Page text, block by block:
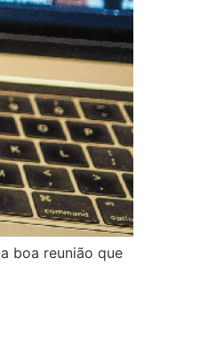
boa reunião que